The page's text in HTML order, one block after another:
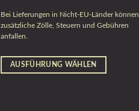
Bei Lieferungen in Nicht-EU-Länder können
zusätzliche Zölle, Steuern und Gebühren
anfallen.
AUSFÜHRUNG WÄHLEN